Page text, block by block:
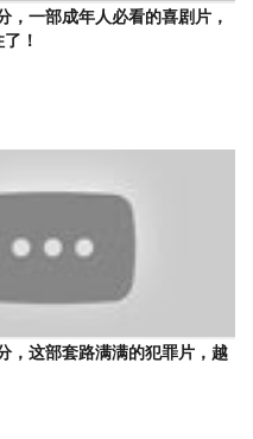
，一部成年人必看的喜剧片，
！
，这部套路满满的犯罪片，越